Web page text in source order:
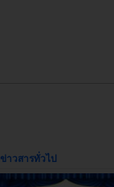
ข่าวสารทั่วไป